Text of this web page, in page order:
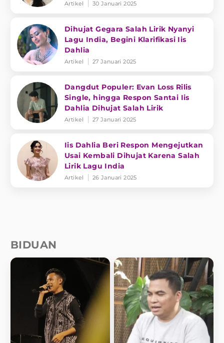
Artikel 30 Januari 2025
Dihujat Gegara Salah Lirik Nyanyi
Lagu India, Begini Klarifikasi Iis
Dahlia
Artikel 27 Januari 2025
Dangdut Populer: Evan Loss Rilis
Single, hingga Respon Santai Iis
Dahlia Dihujat Salah Lirik
Artikel 27 Januari 2025
Iis Dahlia Beri Respon Mengejutkan
Usai Kembali Dihujat Karena Salah
Lirik Lagu India
Artikel 26 Januari 2025
BIDUAN